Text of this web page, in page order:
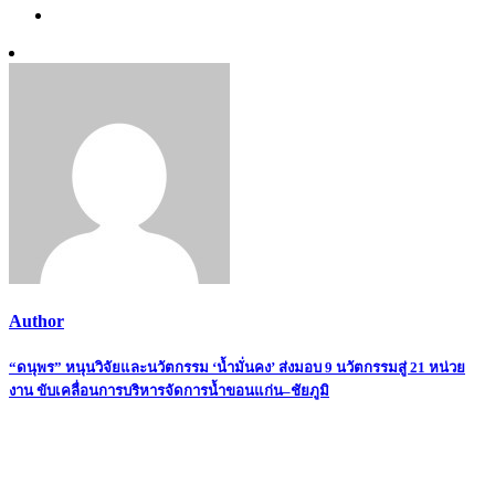
Author
Post
navigation
“ดนุพร” หนุนวิจัยและนวัตกรรม ‘น้ำมั่นคง’ ส่งมอบ 9 นวัตกรรมสู่ 21 หน่วย
งาน ขับเคลื่อนการบริหารจัดการน้ำขอนแก่น–ชัยภูมิ